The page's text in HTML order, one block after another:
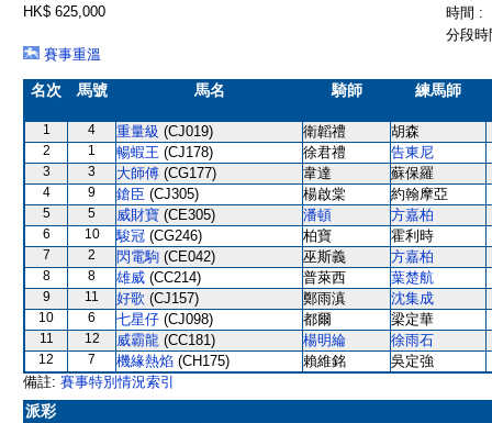
HK$ 625,000
時間 :
分段
賽事重溫
名次 馬號 馬名 騎師 練馬師
1 4 重量級 (CJ019) 衛韜禮 胡森
2 1 暢蝦王 (CJ178) 徐君禮 告東尼
3 3 大師傅 (CG177) 韋達 蘇保羅
4 9 鎗臣 (CJ305) 楊啟棠 約翰摩亞
5 5 威財寶 (CE305) 潘頓 方嘉柏
6 10 駿冠 (CG246) 柏寶 霍利時
7 2 閃電駒 (CE042) 巫斯義 方嘉柏
8 8 雄威 (CC214) 普萊西 葉楚航
9 11 好歌 (CJ157) 鄭雨滇 沈集成
10 6 七星仔 (CJ098) 都爾 梁定華
11 12 威霸龍 (CC181) 楊明綸 徐雨石
12 7 機緣熱焰 (CH175) 賴維銘
吳定強
備註: 賽事特別情況索引
派彩